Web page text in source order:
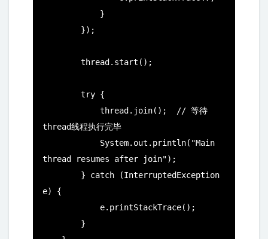
thread线程执行完毕
thread resumes after join");
e) {